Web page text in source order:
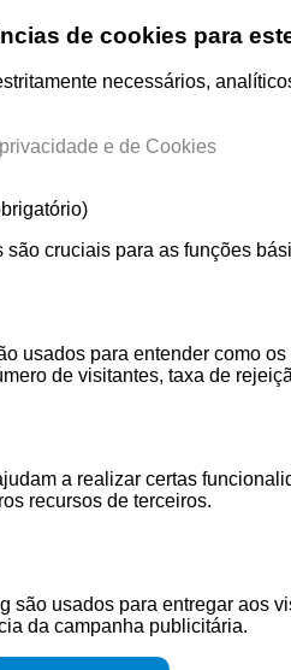
de cookies para
necessários,
e de Cookies
cruciais para as funções
usados para entender como
de visitantes, taxa de
a realizar certas
recursos de terceiros.
são usados para entregar aos
da campanha publicitária.